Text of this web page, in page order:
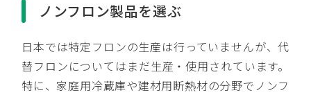
ノンフロン製品を選ぶ
日本では特定フロンの生産は行っていませんが、代
替フロンについてはまだ生産・使用されています。
特に、家庭用冷蔵庫や建材用断熱材の分野でノンフ